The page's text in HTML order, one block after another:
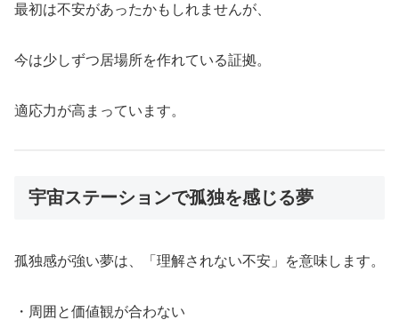
最初は不安があったかもしれませんが、
今は少しずつ居場所を作れている証拠。
適応力が高まっています。
宇宙ステーションで孤独を感じる夢
孤独感が強い夢は、「理解されない不安」を意味します。
・周囲と価値観が合わない